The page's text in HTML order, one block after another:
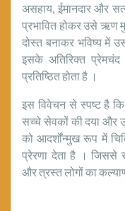
असहाय, ईमानदार और
प्रभावित होकर उसे ऋण
दोस्त बनाकर भविष्य में
इसके अतिरिक्त
प्रतिष्ठित होता है ।
इस विवेचन से स्पष्ट है
सच्चे सेवकों की दया और
को आदर्शोंन्मुख रूप में
प्रेरणा देता है । जिससे
और त्रस्त लोगों का